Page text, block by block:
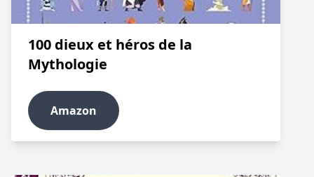
100 dieux et héros de la
Mythologie
Amazon